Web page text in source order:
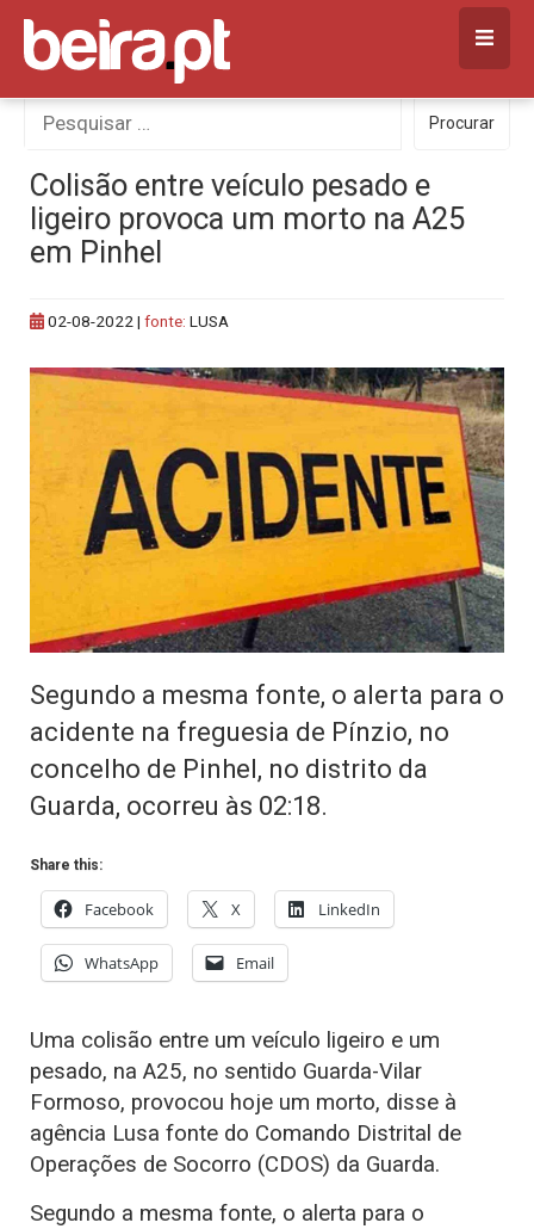
Skip
content
Procurar
por:
Procurar
Colisão entre veículo pesado e
ligeiro provoca um morto na A25
em Pinhel
02-08-2022 | fonte: LUSA
Segundo a mesma fonte, o alerta para o
acidente na freguesia de Pínzio, no
concelho de Pinhel, no distrito da
Guarda, ocorreu às 02:18.
Share this:
Facebook X LinkedIn
WhatsApp Email
Uma colisão entre um veículo ligeiro e um
pesado, na A25, no sentido Guarda-Vilar
Formoso, provocou hoje um morto, disse à
agência Lusa fonte do Comando Distrital de
Operações de Socorro (CDOS) da Guarda.
Segundo a mesma fonte, o alerta para o